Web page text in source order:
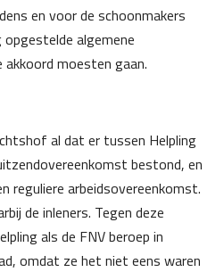
en voor de schoonmakers
opgestelde algemene
moesten gaan.
al dat er tussen Helpling
bestond, en
reguliere arbeidsovereenkomst.
de inleners. Tegen deze
als de FNV beroep in
omdat ze het niet eens waren